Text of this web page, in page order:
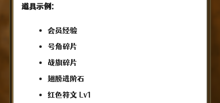
道具示例:
会员经验
号角碎片
战旗碎片
翅膀进阶石
红色符文 Lv1